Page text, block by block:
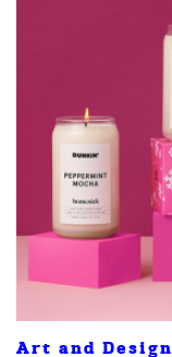
Art and Design
SHARE